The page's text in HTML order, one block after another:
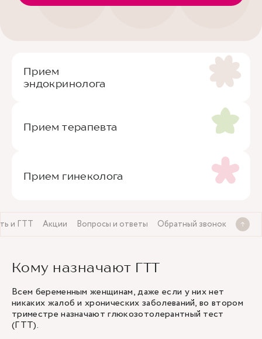
Прием
эндокринолога
Прием терапевта
Прием гинеколога
и ГТТ Акции Вопросы и ответы Обратный звонок
Кому назначают ГТТ
Всем беременным женщинам, даже если у них нет
никаких жалоб и хронических заболеваний, во втором
триместре назначают глюкозотолерантный тест
(ГТТ).